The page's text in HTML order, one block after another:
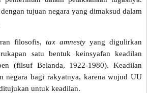
tujuan negara yang dimaksud dalam
filosofis, tax amnesty yang digulirkan
satu bentuk keinsyafan keadilan
(filsuf Belanda, 1922-1980). Keadilan
negara bagi rakyatnya, karena wujud UU
untuk keadilan.